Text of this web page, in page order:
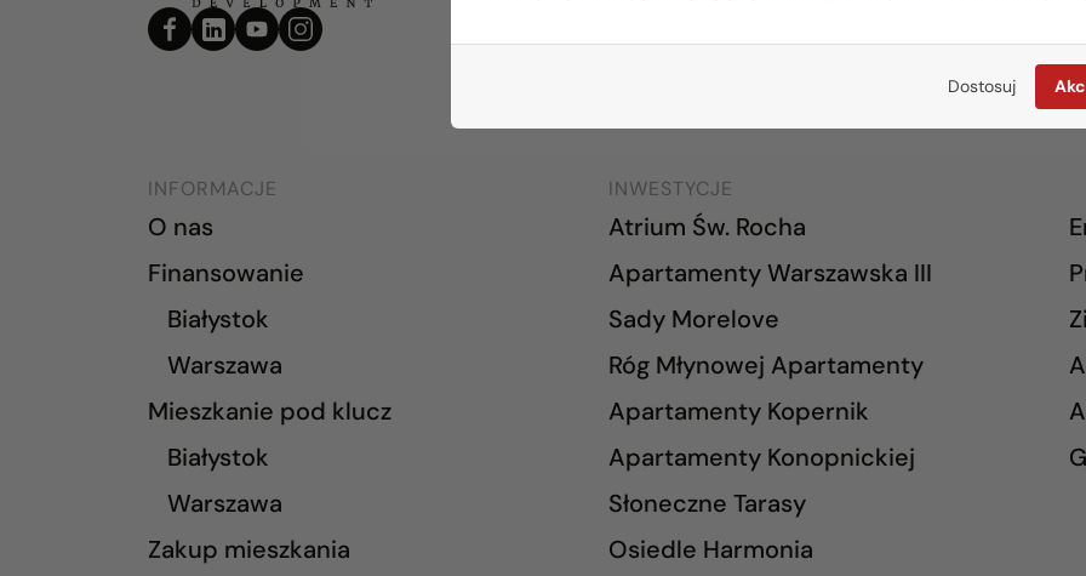
Dostosuj
al.
02-
INFORMACJE
O nas
Finansowanie
Białystok
Warszawa
Mieszkanie pod klucz
Białystok
Warszawa
Zakup mieszkania
INWESTYCJE
Atrium Św. Rocha
Apartamenty Warszawska III
Sady Morelove
Róg Młynowej Apartamenty
Apartamenty Kopernik
Apartamenty Konopnickiej
Słoneczne Tarasy
Osiedle Harmonia